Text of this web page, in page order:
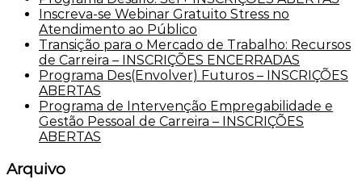
Inscreva-se Webinar Gratuito Stress no
Atendimento ao Público
Transição para o Mercado de Trabalho: Recursos
de Carreira – INSCRIÇÕES ENCERRADAS
Programa Des(Envolver) Futuros – INSCRIÇÕES
ABERTAS
Programa de Intervenção Empregabilidade e
Gestão Pessoal de Carreira – INSCRIÇÕES
ABERTAS
Arquivo